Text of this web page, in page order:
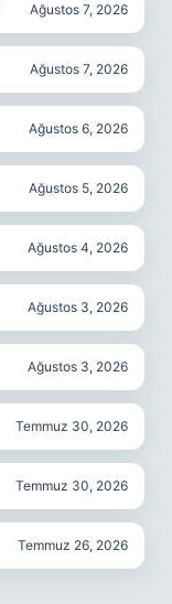
Ağustos 7, 2026
Ağustos 7, 2026
Ağustos 6, 2026
Ağustos 5, 2026
Ağustos 4, 2026
Ağustos 3, 2026
Ağustos 3, 2026
Temmuz 30, 2026
Temmuz 30, 2026
Temmuz 26, 2026